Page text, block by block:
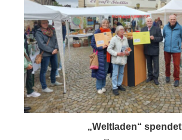
„Weltladen“ spendet